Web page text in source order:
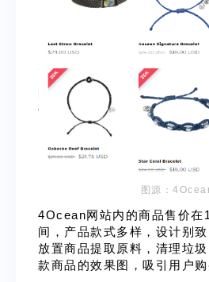
图源 ：4Oce
4Ocean网站内的商品售价
间，产品款式多样，设计别
放置商品提取原料，清理垃
款商品的效果图，吸引用户购